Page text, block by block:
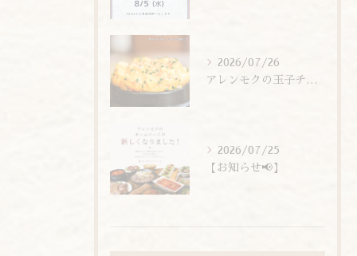
2026/07/26
2026/07/25
【お知らせ📢】